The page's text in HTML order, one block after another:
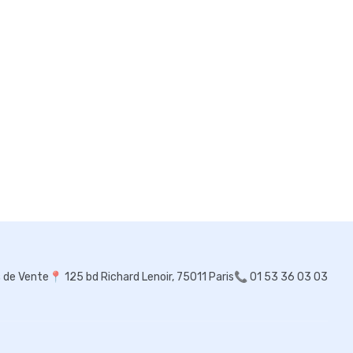
de Vente 📍 125 bd Richard Lenoir, 75011 Paris📞 01 53 36 03 03